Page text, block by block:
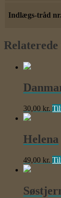
Indlægs-tråd nr.
30,00 kr.
Helena
49,00 kr.